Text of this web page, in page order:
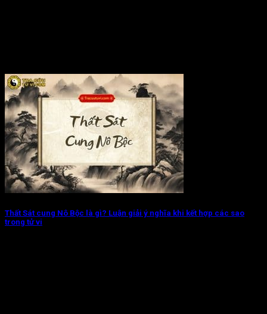
Thất Sát cung Nô Bộc là gì? Luận giải ý nghĩa khi kết hợp các sao
trong tử vi